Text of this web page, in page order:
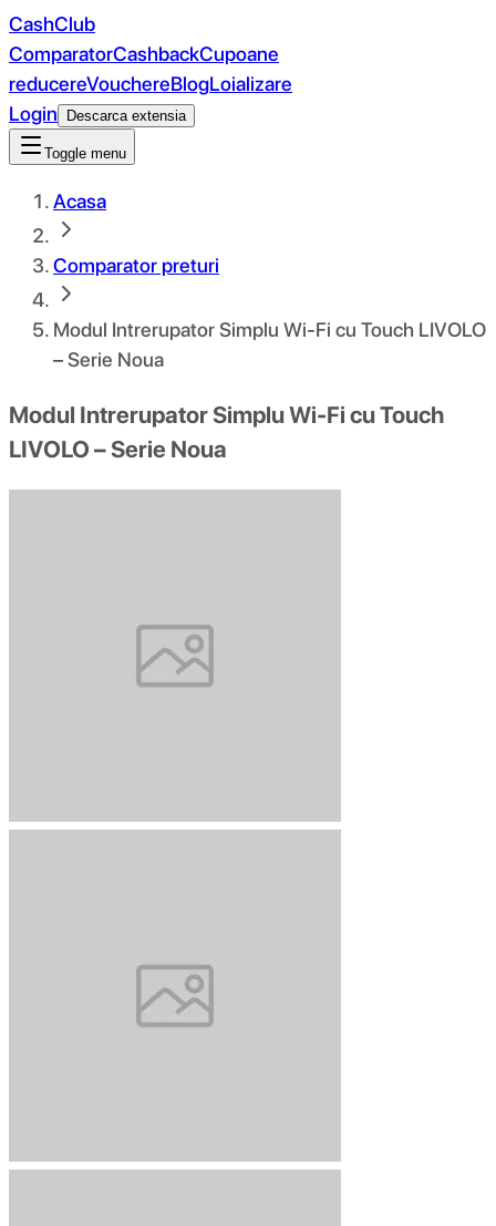
CashClub
ComparatorCashbackCupoane
reducereVouchereBlogLoializare
Login
Descarca extensia
Toggle menu
Acasa
Comparator preturi
Modul Intrerupator Simplu Wi-Fi cu Touch LIVOLO
– Serie Noua
Modul Intrerupator Simplu Wi-Fi cu Touch
LIVOLO – Serie Noua